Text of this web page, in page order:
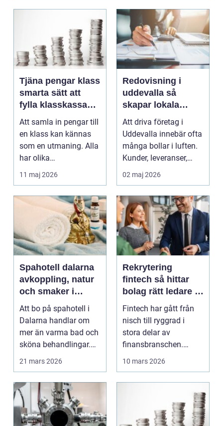
Tjäna pengar klass
smarta sätt att
fylla klasskassan
utan stress
Att samla in pengar till
en klass kan kännas
som en utmaning. Alla
har olika
förutsättningar, tiden ...
11 maj 2026
Redovisning i
uddevalla så
skapar lokala
företag trygg
ekonomi
Att driva företag i
Uddevalla innebär ofta
många bollar i luften.
Kunder, leveranser,
personal och m...
02 maj 2026
Spahotell dalarna
avkoppling, natur
och smaker i
hjärtat av
landskapet
Att bo på spahotell i
Dalarna handlar om
mer än varma bad och
sköna behandlingar.
Kombinationen av s...
21 mars 2026
Rekrytering
fintech så hittar
bolag rätt ledare i
en reglerad
tillväxtbransch
Fintech har gått från
nisch till ryggrad i
stora delar av
finansbranschen.
Bolag bygger nya
10 mars 2026